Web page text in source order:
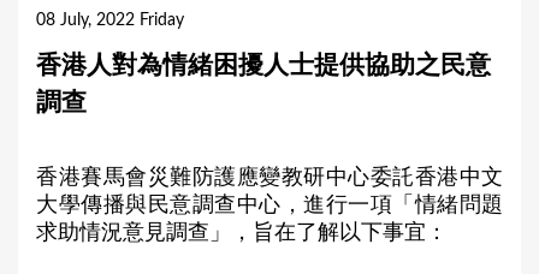
08 July, 2022 Friday
香港人對為情緒困擾人士提供協助之民意
調查
香港賽馬會災難防護應變教研中心委託香港中文
大學傳播與民意調查中心，進行一項「情緒問題
求助情況意見調查」，旨在了解以下事宜：